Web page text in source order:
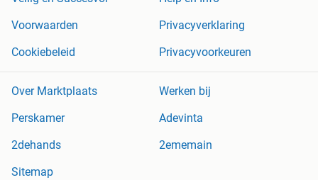
Voorwaarden
Privacyverklaring
Cookiebeleid
Privacyvoorkeuren
Over Marktplaats
Werken bij
Perskamer
Adevinta
2dehands
2ememain
Sitemap